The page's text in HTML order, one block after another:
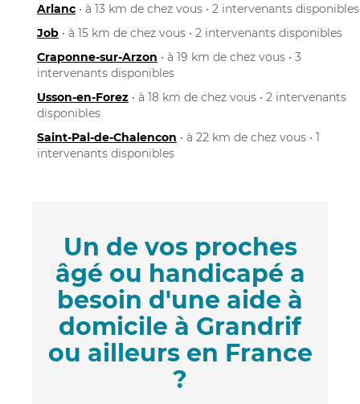
Arlanc • à 13 km de chez vous • 2 intervenants disponibles
Job • à 15 km de chez vous • 2 intervenants disponibles
Craponne-sur-Arzon • à 19 km de chez vous • 3
intervenants disponibles
Usson-en-Forez • à 18 km de chez vous • 2 intervenants
disponibles
Saint-Pal-de-Chalencon • à 22 km de chez vous • 1
intervenants disponibles
Un de vos proches
âgé ou handicapé a
besoin d'une aide à
domicile à Grandrif
ou ailleurs en France
?